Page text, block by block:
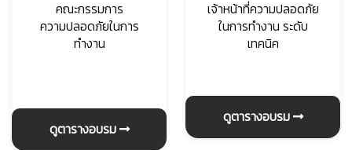
คณะกรรมการ
ความปลอดภัยในการ
ทำงาน
ดูตารางอบรม
เจ้าหน้าที่ความปลอดภัย
ในการทำงาน ระดับ
เทคนิค
ดูตารางอบรม